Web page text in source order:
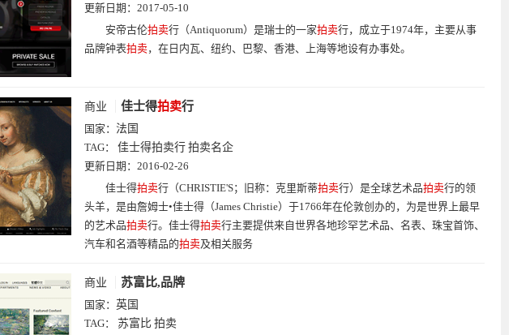
更新日期： 2017-05-10
安帝古伦拍卖行（Antiquorum）是瑞士的一家拍卖行，成立于1974年，主要从事
品牌钟表拍卖，在日内瓦、纽约、巴黎、香港、上海等地设有办事处。
商业 佳士得拍卖行
国家： 法国
TAG： 佳士得拍卖行 拍卖名企
更新日期： 2016-02-26
佳士得拍卖行（CHRISTIE'S；旧称：克里斯蒂拍卖行）是全球艺术品拍卖行的领
头羊，是由詹姆士•佳士得（James Christie）于1766年在伦敦创办的，为是世界上最早
的艺术品拍卖行。佳士得拍卖行主要提供来自世界各地珍罕艺术品、名表、珠宝首饰、
汽车和名酒等精品的拍卖及相关服务
商业 苏富比,品牌
国家： 英国
TAG： 苏富比 拍卖